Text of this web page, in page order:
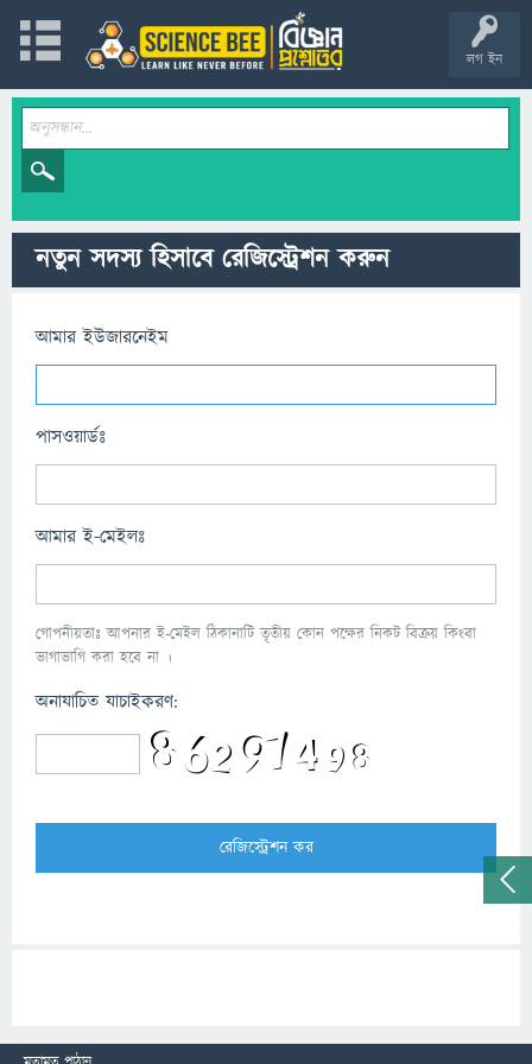
লগ ইন
নতুন সদস্য হিসাবে রেজিস্ট্রেশন করুন
আমার ইউজারনেইম
পাসওয়ার্ডঃ
আমার ই-মেইলঃ
গোপনীয়তাঃ আপনার ই-মেইল ঠিকানাটি তৃতীয় কোন পক্ষের নিকট বিক্রয় কিংবা
ভাগাভাগি করা হবে না ।
অনাযাচিত যাচাইকরণ: